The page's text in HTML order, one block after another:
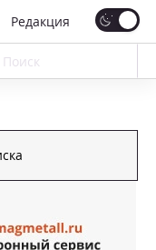
Редакция